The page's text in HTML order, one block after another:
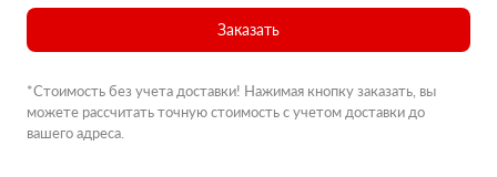
Заказать
*Стоимость без учета доставки! Нажимая кнопку заказать, вы
можете рассчитать точную стоимость с учетом доставки до
вашего адреса.